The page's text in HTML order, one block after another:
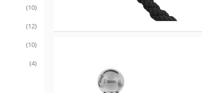
(10)
(12)
(10)
(4)